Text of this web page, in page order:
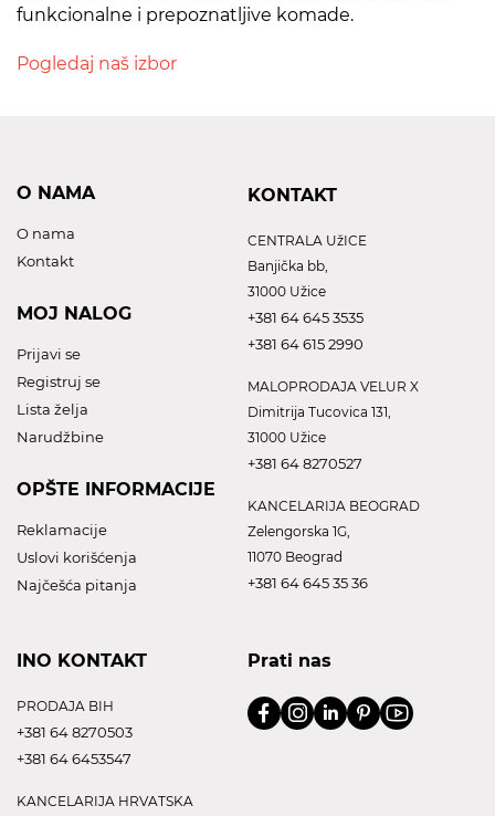
funkcionalne i prepoznatljive komade.
Pogledaj naš izbor
O NAMA
O nama
Kontakt
MOJ NALOG
Prijavi se
Registruj se
Lista želja
Narudžbine
OPŠTE INFORMACIJE
Reklamacije
Uslovi korišćenja
Najčešća pitanja
KONTAKT
CENTRALA UžICE
Banjička bb,
31000 Užice
+381 64 645 3535
+381 64 615 2990
MALOPRODAJA VELUR X
Dimitrija Tucovica 131,
31000 Užice
+381 64 8270527
KANCELARIJA BEOGRAD
Zelengorska 1G,
11070 Beograd
+381 64 645 35 36
INO KONTAKT
PRODAJA BIH
+381 64 8270503
+381 64 6453547
KANCELARIJA HRVATSKA
Prati nas